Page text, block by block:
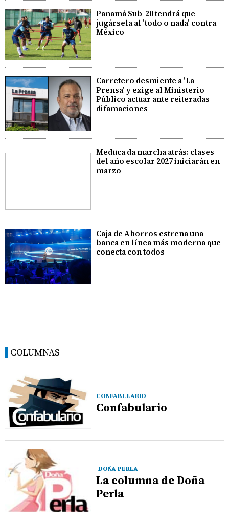
Panamá Sub-20 tendrá que
jugársela al 'todo o nada' contra
México
Carretero desmiente a 'La
Prensa' y exige al Ministerio
Público actuar ante reiteradas
difamaciones
Meduca da marcha atrás: clases
del año escolar 2027 iniciarán en
marzo
Caja de Ahorros estrena una
banca en línea más moderna que
conecta con todos
COLUMNAS
CONFABULARIO
Confabulario
DOÑA PERLA
La columna de Doña
Perla